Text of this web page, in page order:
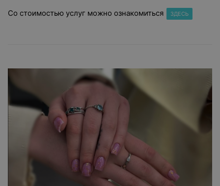
Со стоимостью услуг можно ознакомиться ЗДЕСЬ